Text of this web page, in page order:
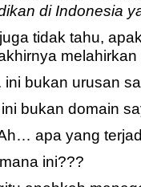
di Indonesia
tidak tahu,
bukan urusan
bukan domain
apa yang
ini???